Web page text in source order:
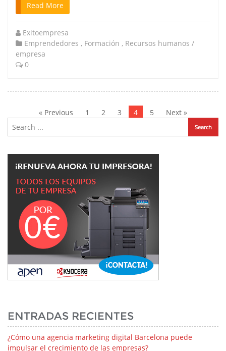
Read More
Exitoempresa
Emprendedores , Formación , Recursos humanos /
empresa
0
entradas
« Previous 1 2 3 4 5 Next »
ENTRADAS RECIENTES
¿Cómo una agencia marketing digital Barcelona puede
impulsar el crecimiento de las empresas?